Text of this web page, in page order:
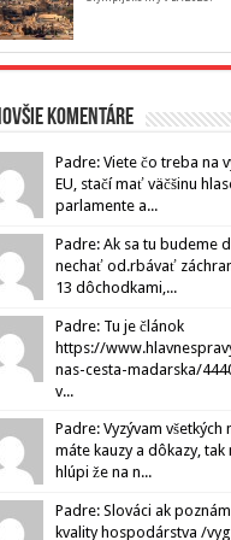
komentáre
Padre: Viete čo treba na
EU, stačí mať väčšinu
parlamente a...
Padre: Ak sa tu budeme
nechať od.rbávať
13 dôchodkami,...
Padre: Tu je článok
https://
nas-cesta-madarska/
v...
Padre: Vyzývam všetkých
máte kauzy a dôkazy,
hlúpi že na n...
Padre: Slováci ak
kvality hospodárstva /